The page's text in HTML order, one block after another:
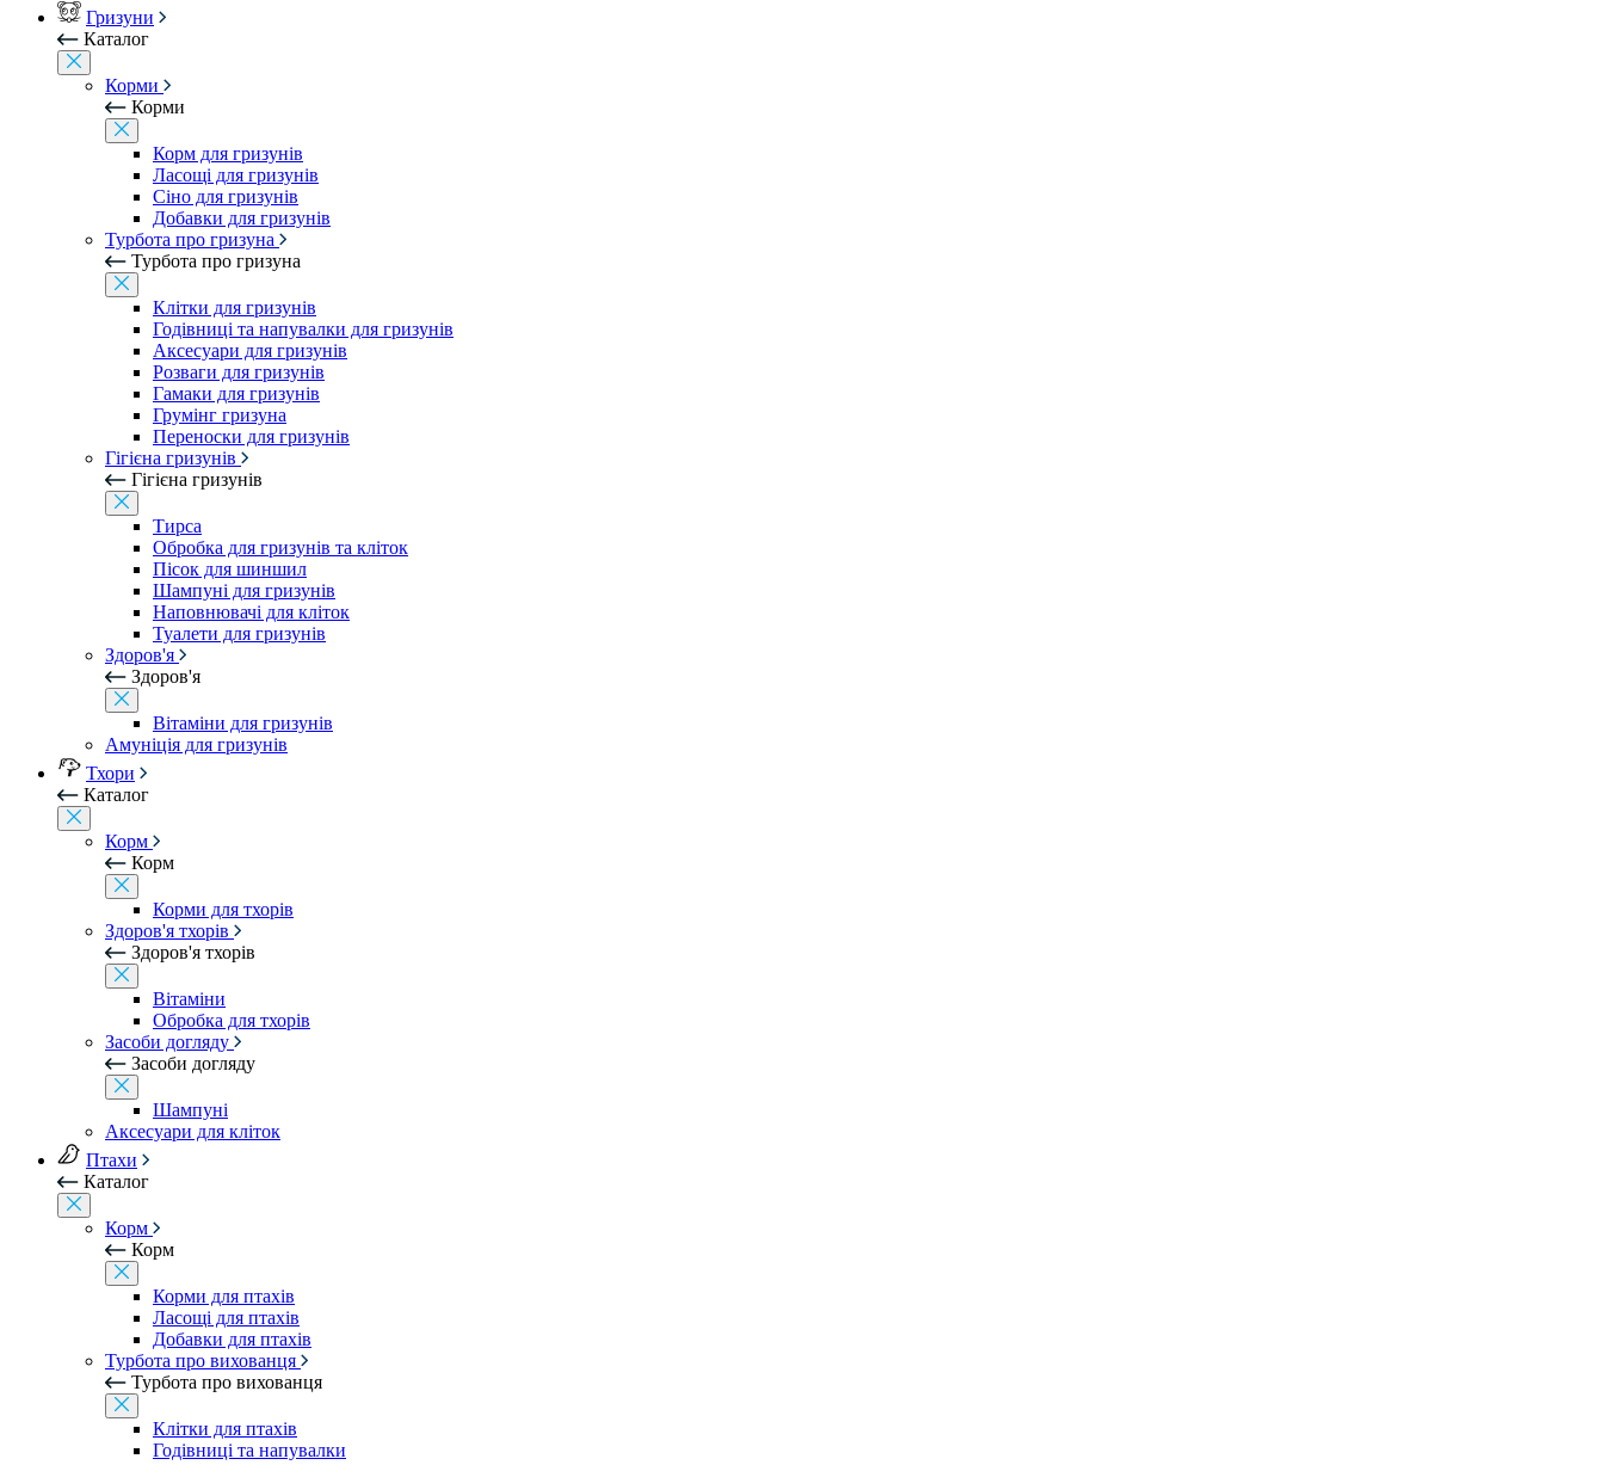
Гризуни
Каталог
Корми
Корми
Корм для гризунів
Ласощі для гризунів
Сіно для гризунів
Добавки для гризунів
Турбота про гризуна
Турбота про гризуна
Клітки для гризунів
Годівниці та напувалки для гризунів
Аксесуари для гризунів
Розваги для гризунів
Гамаки для гризунів
Грумінг гризуна
Переноски для гризунів
Гігієна гризунів
Гігієна гризунів
Тирса
Обробка для гризунів та кліток
Пісок для шиншил
Шампуні для гризунів
Наповнювачі для кліток
Туалети для гризунів
Здоров'я
Здоров'я
Вітаміни для гризунів
Амуніція для гризунів
Тхори
Каталог
Корм
Корм
Корми для тхорів
Здоров'я тхорів
Здоров'я тхорів
Вітаміни
Обробка для тхорів
Засоби догляду
Засоби догляду
Шампуні
Аксесуари для кліток
Птахи
Каталог
Корм
Корм
Корми для птахів
Ласощі для птахів
Добавки для птахів
Турбота про вихованця
Турбота про вихованця
Клітки для птахів
Годівниці та напувалки